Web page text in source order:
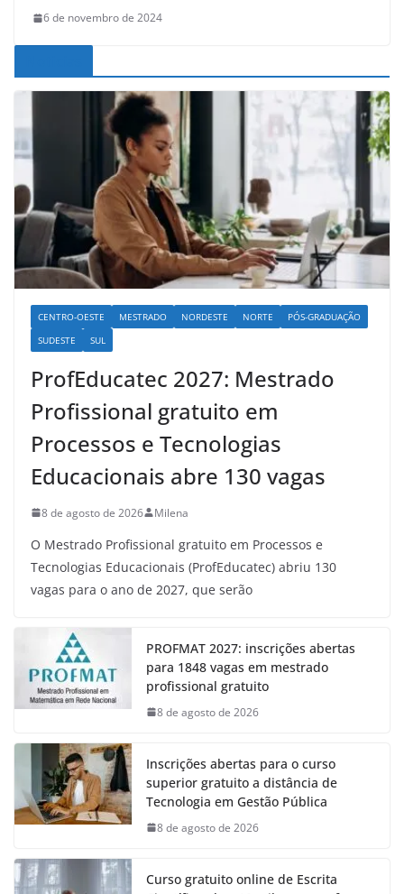
6 de novembro de 2024
CENTRO-OESTE MESTRADO NORDESTE NORTE
PÓS-GRADUAÇÃO
SUDESTE
SUL
ProfEducatec 2027: Mestrado
Profissional gratuito em
Processos e Tecnologias
Educacionais abre 130 vagas
8 de agosto de 2026 Milena
O Mestrado Profissional gratuito em Processos e
Tecnologias Educacionais (ProfEducatec) abriu 130
vagas para o ano de 2027, que serão
PROFMAT 2027: inscrições abertas
para 1848 vagas em mestrado
profissional gratuito
8 de agosto de 2026
Inscrições abertas para o curso
superior gratuito a distância de
Tecnologia em Gestão Pública
8 de agosto de 2026
Curso gratuito online de Escrita